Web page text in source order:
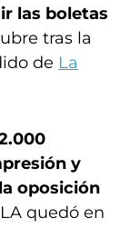
las boletas
tras la
de La
y
oposición
quedó en